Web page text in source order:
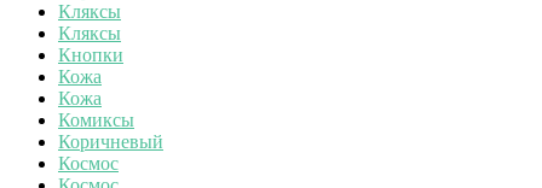
Кляксы
Кляксы
Кнопки
Кожа
Кожа
Комиксы
Коричневый
Космос